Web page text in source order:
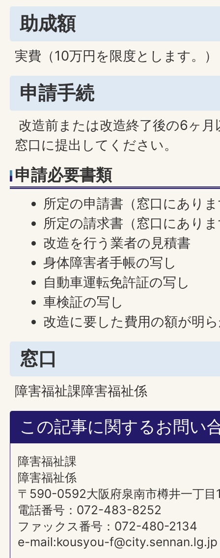
助成額
実費（10万円を限度とします。）
申請手続
改造前または改造終了後の6ヶ
窓口に提出してください。
申請必要書類
所定の申請書（窓口にあり
所定の請求書（窓口にあり
改造を行う業者の見積書
身体障害者手帳の写し
自動車運転免許証の写し
車検証の写し
改造に要した費用の額が明
窓口
障害福祉課障害福祉係
この記事に関するお問い
障害福祉課
障害福祉係
〒590-0592大阪府泉南市樽井一丁目
電話番号：072-483-8252
ファックス番号：072-480-2134
e-mail:kousyou-f@city.sennan.lg.jp